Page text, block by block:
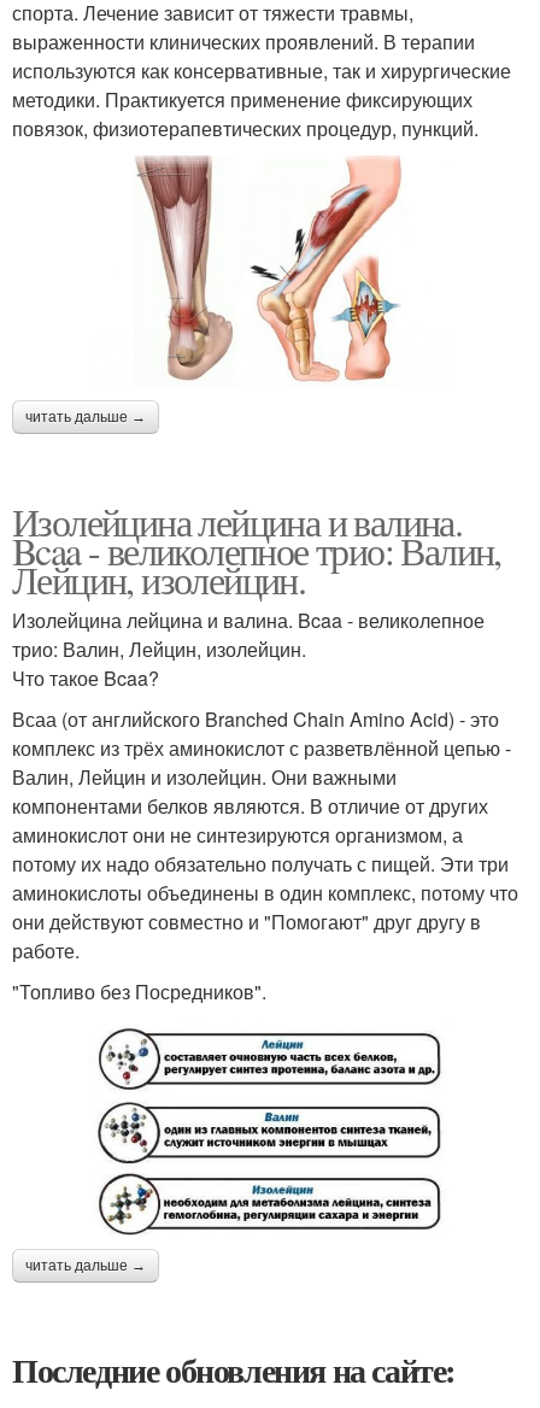
спорта. Лечение зависит от тяжести травмы,
выраженности клинических проявлений. В терапии
используются как консервативные, так и хирургические
методики. Практикуется применение фиксирующих
повязок, физиотерапевтических процедур, пункций.
читать дальше →
Изолейцина лейцина и валина.
Bcaa - великолепное трио: Валин,
Лейцин, изолейцин.
Изолейцина лейцина и валина. Bcaa - великолепное
трио: Валин, Лейцин, изолейцин.
Что такое Bcaa?
Всаа (от английского Branched Chain Amino Acid) - это
комплекс из трёх аминокислот с разветвлённой цепью -
Валин, Лейцин и изолейцин. Они важными
компонентами белков являются. В отличие от других
аминокислот они не синтезируются организмом, а
потому их надо обязательно получать с пищей. Эти три
аминокислоты объединены в один комплекс, потому что
они действуют совместно и "Помогают" друг другу в
работе.
"Топливо без Посредников".
читать дальше →
Последние обновления на сайте: